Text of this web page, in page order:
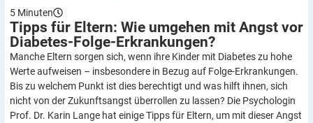
5 Minuten
Tipps für Eltern: Wie umgehen mit Angst vor
Diabetes-Folge-Erkrankungen?
Manche Eltern sorgen sich, wenn ihre Kinder mit Diabetes zu hohe
Werte aufweisen – insbesondere in Bezug auf Folge-Erkrankungen.
Bis zu welchem Punkt ist dies berechtigt und was hilft ihnen, sich
nicht von der Zukunftsangst überrollen zu lassen? Die Psychologin
Prof. Dr. Karin Lange hat einige Tipps für Eltern, um mit dieser Angst